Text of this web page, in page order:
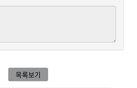
목록보기